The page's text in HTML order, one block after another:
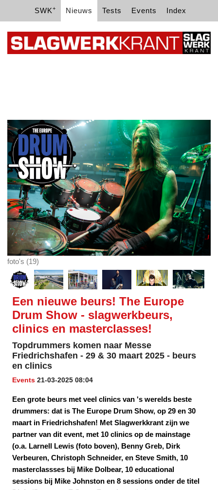
SWK+ Nieuws Tests Events Index
foto's (19)
Een nieuwe beurs! The Europe
Drum Show - slagwerkbeurs,
clinics en masterclasses!
Topdrummers komen naar Messe
Friedrichshafen - 29 & 30 maart 2025 - beurs
en clinics
Events 21-03-2025 08:04
Een grote beurs met veel clinics van 's werelds beste
drummers: dat is The Europe Drum Show, op 29 en 30
maart in Friedrichshafen! Met Slagwerkkrant zijn we
partner van dit event, met 10 clinics op de mainstage
(o.a. Larnell Lewis (foto boven), Benny Greb, Dirk
Verbeuren, Christoph Schneider, en Steve Smith, 10
masterclassses bij Mike Dolbear, 10 educational
sessions bij Mike Johnston en 8 sessions onder de titel